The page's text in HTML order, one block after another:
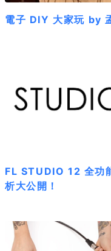
電子 DIY 大家玩 by
FL STUDIO 12 全功
析大公開！